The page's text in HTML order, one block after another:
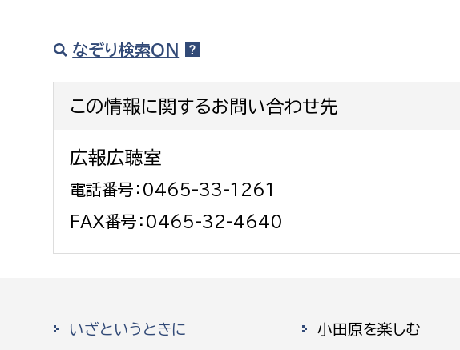
経営総務課
水道整備課
下水道整備課
浄水管理課
教育総務課
なぞり検索ON
この情報に関するお問い合わせ先
広報広聴室
電話番号：0465-33-1261
FAX番号：0465-32-4640
いざというときに
小田原を楽しむ